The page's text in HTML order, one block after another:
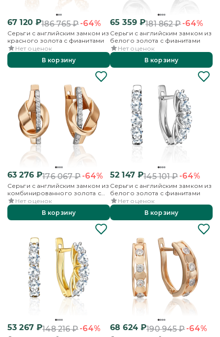
67 120₽186 765₽-64%
Серьги с английским замком из
красного золота с фианитами
Нет оценок
В корзину
65 359₽181 862₽-64%
Серьги с английским замком из
белого золота с фианитами
Нет оценок
В корзину
63 276₽176 067₽-64%
Серьги с английским замком из
комбинированного золота с
фианитами
Нет оценок
В корзину
52 147₽145 101₽-64%
Серьги с английским замком из
белого золота с фианитами
Нет оценок
В корзину
53 267₽148 216₽-64% 68 624₽190 945₽-64%